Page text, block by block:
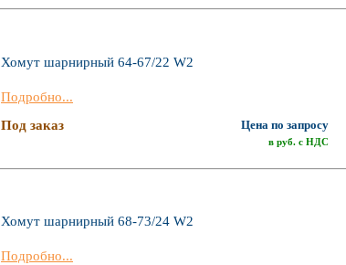
Хомут шарнирный 64-67/22 W2
Подробно...
Под заказ
Цена по запросу
в руб. с НДС
Хомут шарнирный 68-73/24 W2
Подробно...